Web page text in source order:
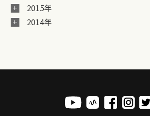
2015年
2014年